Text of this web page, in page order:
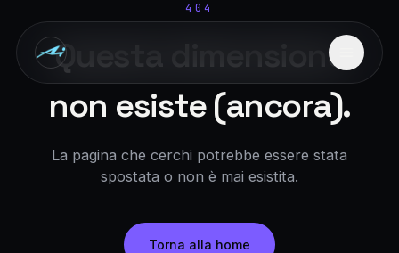
Designing Experiences Across Dimensions
404
Questa dimensione
non esiste (ancora).
La pagina che cerchi potrebbe essere stata
spostata o non è mai esistita.
Torna alla home